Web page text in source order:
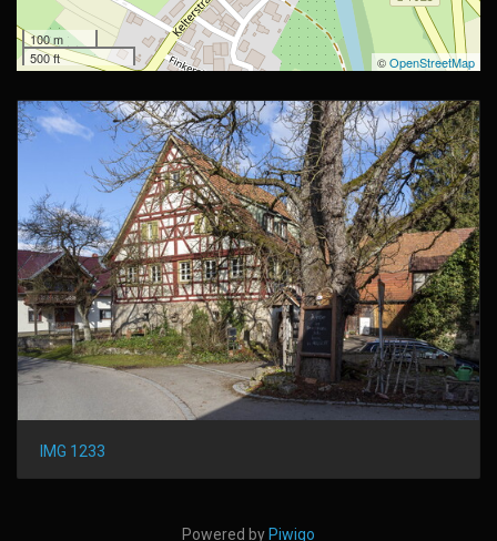
100 m
500 ft
©OpenStreetMap
IMG 1233
Powered by Piwigo